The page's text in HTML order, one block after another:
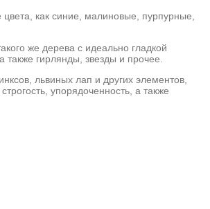
как синие, малиновые, пурпурные,
же дерева с идеально гладкой
гирлянды, звезды и прочее.
львиных лап и других элементов,
упорядоченность, а также